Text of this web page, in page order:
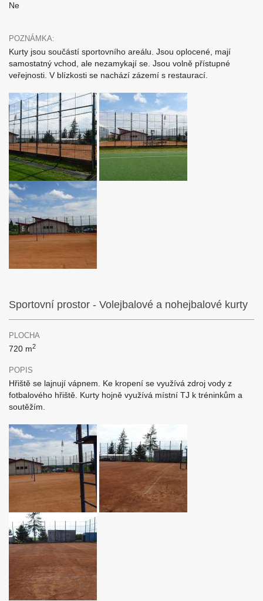
Ne
POZNÁMKA:
Kurty jsou součástí sportovního areálu. Jsou oplocené, mají
samostatný vchod, ale nezamykají se. Jsou volně přístupné
veřejnosti. V blízkosti se nachází zázemí s restaurací.
Sportovní prostor - Volejbalové a nohejbalové kurty
PLOCHA
720 m2
POPIS
Hřiště se lajnují vápnem. Ke kropení se využívá zdroj vody z
fotbalového hřiště. Kurty hojně využívá místní TJ k tréninkům a
soutěžím.